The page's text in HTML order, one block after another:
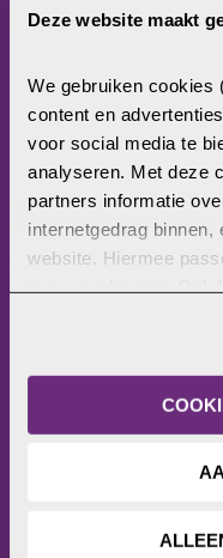
Deze website maakt
We gebruiken cookies
content en
voor social media te
analyseren. Met deze
partners informatie
internetgedrag
website. Hiermee
jouw voorkeuren. Ook
internetgedrag. Je
privacyverklaring.
Christenvervolging
Wat kun jij doen?
Wat doet Open
Frontlinie
Bezoekerscentrum
Actieplatform
Webshop
Harderwijkerweg 136
3852 AH Ermelo
info@opendoors.nl